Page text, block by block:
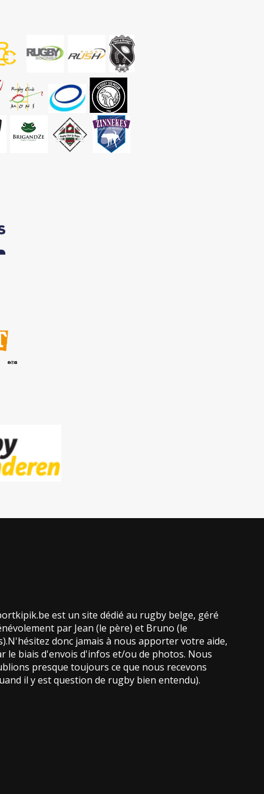
est un site dédié au rugby belge, géré
par Jean (le père) et Bruno (le
donc jamais à nous apporter votre aide,
le biais d'envois d'infos et/ou de photos. Nous
presque toujours ce que nous recevons
il y est question de rugby bien entendu).